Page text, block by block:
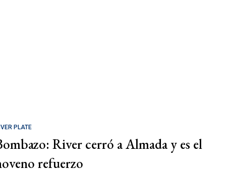
PLATE
River cerró a Almada y es el
refuerzo